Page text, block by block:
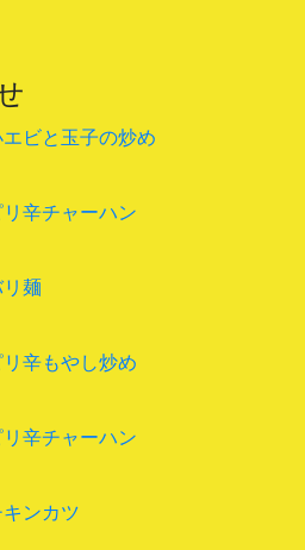
エビと玉子の炒め
リ辛チャーハン
リ麺
リ辛もやし炒め
リ辛チャーハン
キンカツ